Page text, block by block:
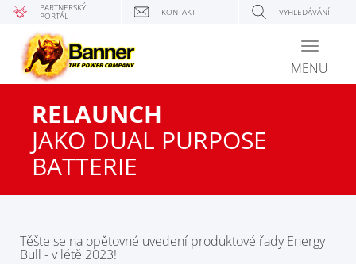
PARTNERSKÝ
PORTÁL KONTAKT VYHLEDÁVÁNÍ
Toggle
MENU
RELAUNCH
JAKO DUAL PURPOSE
BATTERIE
Těšte se na opětovné uvedení produktové řady Energy
Bull - v létě 2023!